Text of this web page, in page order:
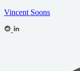
Vincent Soons